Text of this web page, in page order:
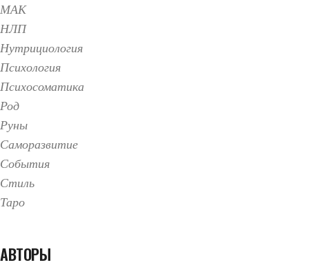
МАК
НЛП
Нутрициология
Психология
Психосоматика
Род
Руны
Саморазвитие
События
Стиль
Таро
АВТОРЫ